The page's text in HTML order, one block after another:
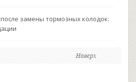
замены тормозных колодок:
Наверх